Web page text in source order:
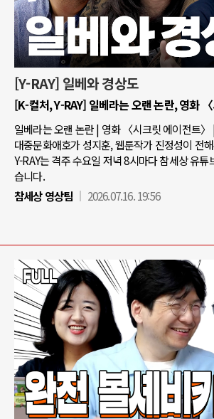
[Y-RAY] 일베와 경상도
[K-컬처, Y-RAY] 일베라는 오랜 논란, 영화
일베라는 오랜 논란 | 영화 〈시크릿 에이전트
대중문화애호가 성지훈, 웹툰작가 진정성이 전
Y-RAY는 격주 수요일 저녁 8시마다 참세상 유튜
습니다.
참세상 영상팀
2026.07.16. 19:56